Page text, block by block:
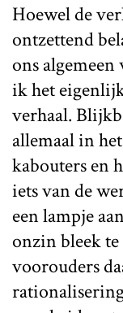
Hoewel de
ontzettend
ons
ik het
verhaal.
allemaal in
kabouters en
iets van de
een lampje
onzin bleek
voorouders